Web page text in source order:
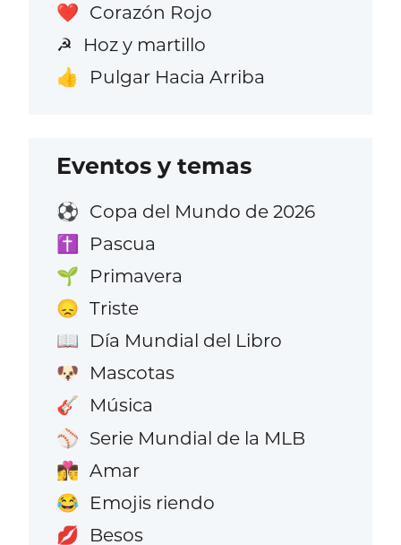
❤️ Corazón Rojo
☭ Hoz y martillo
👍 Pulgar Hacia Arriba
Eventos y temas
⚽ Copa del Mundo de 2026
✝️ Pascua
🌱 Primavera
😞 Triste
📖 Día Mundial del Libro
🐶 Mascotas
🎸 Música
⚾ Serie Mundial de la MLB
👩‍❤️‍💋‍👨 Amar
😂 Emojis riendo
💋 Besos